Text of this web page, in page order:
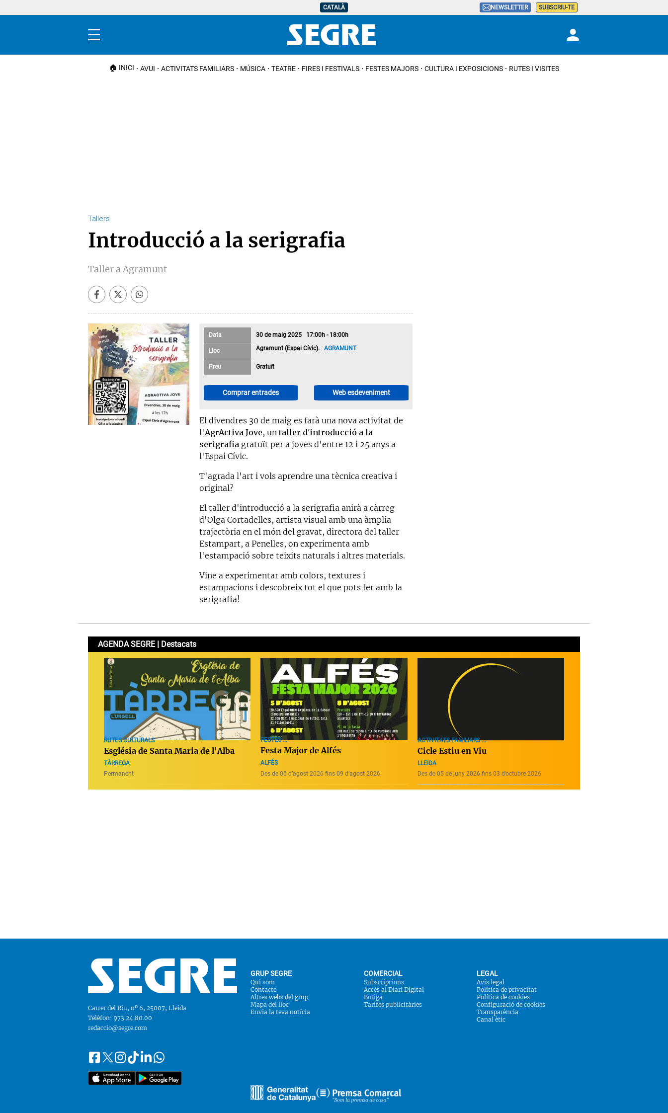
CATALÀ NEWSLETTER SUBSCRIU-TE
Menú
🏠 INICI AVUI ACTIVITATS FAMILIARS MÚSICA TEATRE FIRES I FESTIVALS FESTES MAJORS CULTURA I EXPOSICIONS RUTES I VISITES
Tallers
Introducció a la serigrafia
Taller a Agramunt
Data 30 de maig 2025 17:00h - 18:00h
Lloc Agramunt (Espai Cívic). AGRAMUNT
Preu Gratuït
Comprar entrades Web esdeveniment
El divendres 30 de maig es farà una nova activitat de
l'AgrActiva Jove, untaller d'introducció a la
serigrafia gratuït per a joves d'entre 12 i 25 anys a
l'Espai Cívic.
T'agrada l'art i vols aprendre una tècnica creativa i
original?
El taller d'introducció a la serigrafia anirà a càrreg
d'Olga Cortadelles, artista visual amb una àmplia
trajectòria en el món del gravat, directora del taller
Estampart, a Penelles, on experimenta amb
l'estampació sobre teixits naturals i altres materials.
Vine a experimentar amb colors, textures i
estampacions i descobreix tot el que pots fer amb la
serigrafia!
AGENDA SEGRE | Destacats
RUTES CULTURALS
Església de Santa Maria de l'Alba
TÀRREGA
Permanent
FESTES ...
Festa Major de Alfés
ALFÉS
Des de 05 d’agost 2026 fins 09 d’agost 2026
ACTIVITATS FAMILIARS ...
Cicle Estiu en Viu
LLEIDA
Des de 05 de juny 2026 fins 03 d’octubre 2026
Carrer del Riu, nº 6, 25007, Lleida
Telèfon: 973.24.80.00
redaccio@segre.com
Segueix-
nos
a::
Facebook
Twitter
Instagram
TiktokLinkedin
Whatsapp
GRUP SEGRE
Qui som
Contacte
Altres webs del grup
Mapa del lloc
Envia la teva notícia
COMERCIAL
Subscripcions
Accés al Diari Digital
Botiga
Tarifes publicitàries
LEGAL
Avís legal
Política de privacitat
Política de cookies
Configuració de cookies
Transparència
Canal ètic